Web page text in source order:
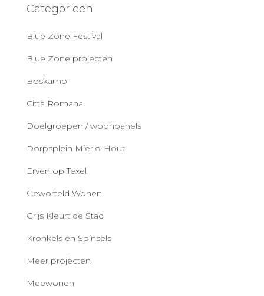
Categorieën
Blue Zone Festival
Blue Zone projecten
Boskamp
Città Romana
Doelgroepen / woonpanels
Dorpsplein Mierlo-Hout
Erven op Texel
Geworteld Wonen
Grijs Kleurt de Stad
Kronkels en Spinsels
Meer projecten
Meewonen